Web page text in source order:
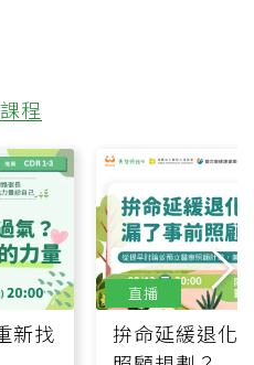
程
新找
拚命延緩退化
直播